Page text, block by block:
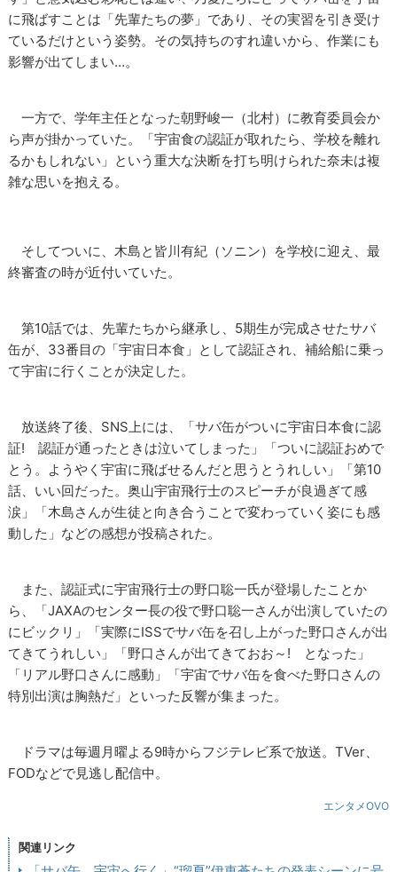
に飛ばすことは「先輩たちの夢」であり、その実習を引き受け
ているだけという姿勢。その気持ちのすれ違いから、作業にも
影響が出てしまい…。
一方で、学年主任となった朝野峻一（北村）に教育委員会か
ら声が掛かっていた。「宇宙食の認証が取れたら、学校を離れ
るかもしれない」という重大な決断を打ち明けられた奈未は複
雑な思いを抱える。
そしてついに、木島と皆川有紀（ソニン）を学校に迎え、最
終審査の時が近付いていた。
第10話では、先輩たちから継承し、5期生が完成させたサバ
缶が、33番目の「宇宙日本食」として認証され、補給船に乗っ
て宇宙に行くことが決定した。
放送終了後、SNS上には、「サバ缶がついに宇宙日本食に認
証! 認証が通ったときは泣いてしまった」「ついに認証おめで
とう。ようやく宇宙に飛ばせるんだと思うとうれしい」「第10
話、いい回だった。奥山宇宙飛行士のスピーチが良過ぎて感
涙」「木島さんが生徒と向き合うことで変わっていく姿にも感
動した」などの感想が投稿された。
また、認証式に宇宙飛行士の野口聡一氏が登場したことか
ら、「JAXAのセンター長の役で野口聡一さんが出演していたの
にビックリ」「実際にISSでサバ缶を召し上がった野口さんが出
てきてうれしい」「野口さんが出てきておお～! となった」
「リアル野口さんに感動」「宇宙でサバ缶を食べた野口さんの
特別出演は胸熱だ」といった反響が集まった。
ドラマは毎週月曜よる9時からフジテレビ系で放送。TVer、
FODなどで見逃し配信中。
エンタメOVO
関連リンク